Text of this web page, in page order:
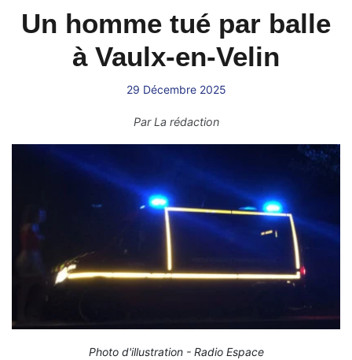
Un homme tué par balle
à Vaulx-en-Velin
29 Décembre 2025
ParLa rédaction
Photo d'illustration - Radio Espace